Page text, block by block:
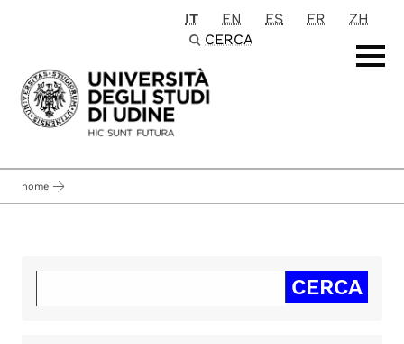
Passa al contenuto principale
IT EN ES FR
ZH
CERCA
home